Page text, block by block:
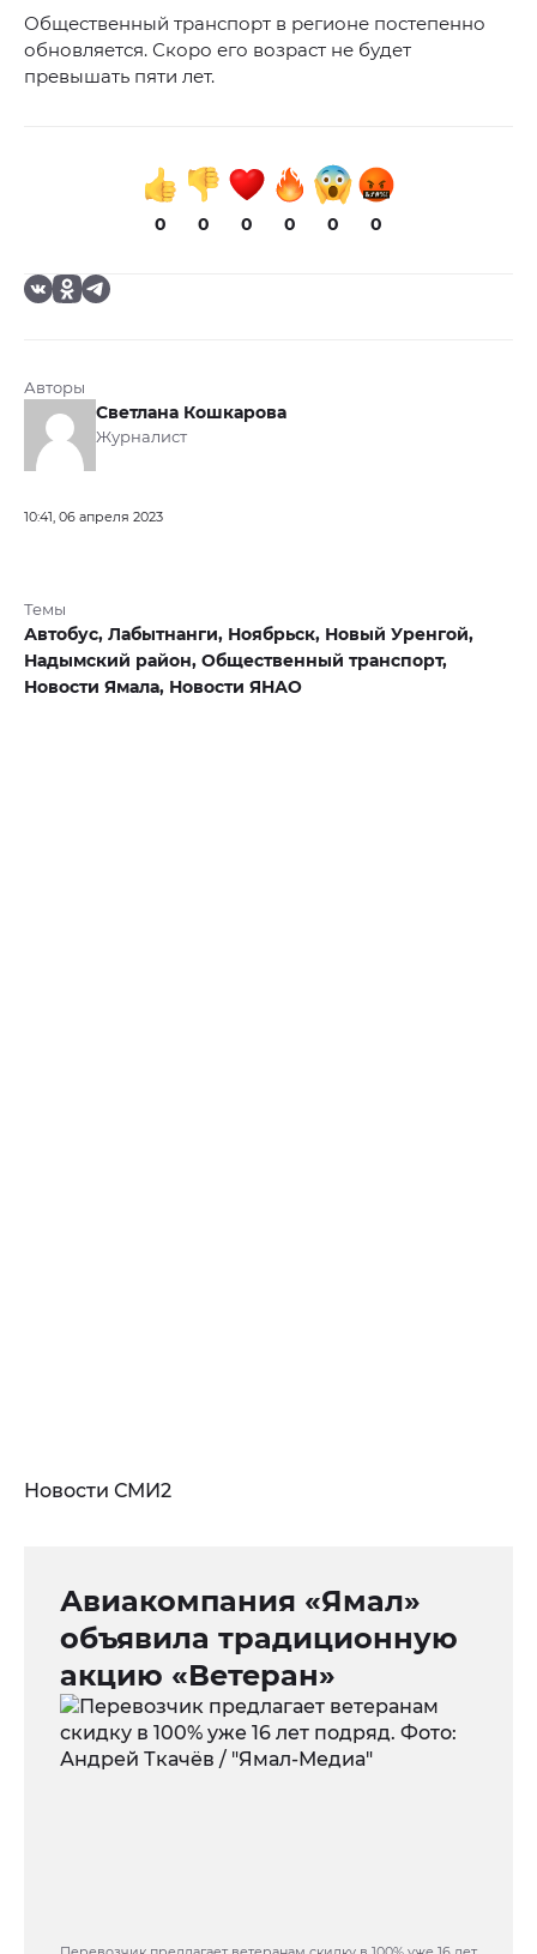
Общественный транспорт в регионе постепенно
обновляется. Скоро его возраст не будет
превышать пяти лет.
0 0 0 0 0 0
Авторы
Светлана Кошкарова
Журналист
10:41, 06 апреля 2023
Темы
Автобус, Лабытнанги, Ноябрьск, Новый Уренгой,
Надымский район, Общественный транспорт,
Новости Ямала, Новости ЯНАО
Новости СМИ2
Авиакомпания «Ямал»
объявила традиционную
акцию «Ветеран»